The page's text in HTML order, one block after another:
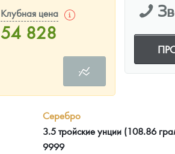
Клубная цена
54 828
Серебро
3.5 тройские унции (108.86
9999